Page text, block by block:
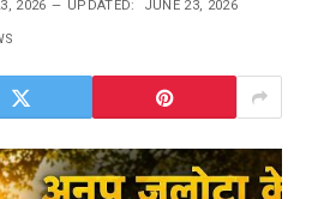
2026 UPDATED: JUNE 23, 2026